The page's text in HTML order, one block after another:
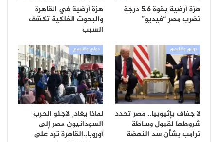
هزة أرضية بقوة 5.6 درجة
تضرب مصر “فيديو”
هزة أرضية في القاهرة
والبحوث الفلكية تكشف
السبب
دولي واقليمي
لا جفاف بإثيوبيا.. مصر تحدد
شروطها لقبول وساطة
ترامب بشأن سد النهضة
دولي واقليمي
لماذا يغادر لاجئو الحرب
السودانيون مصر إلى
أوروبا..القاهرة ترد على